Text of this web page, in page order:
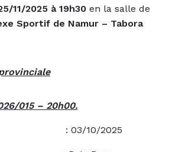
11/2025 à 19h30 en la salle de
Sportif de Namur – Tabora
015 – 20h00.
10/2025